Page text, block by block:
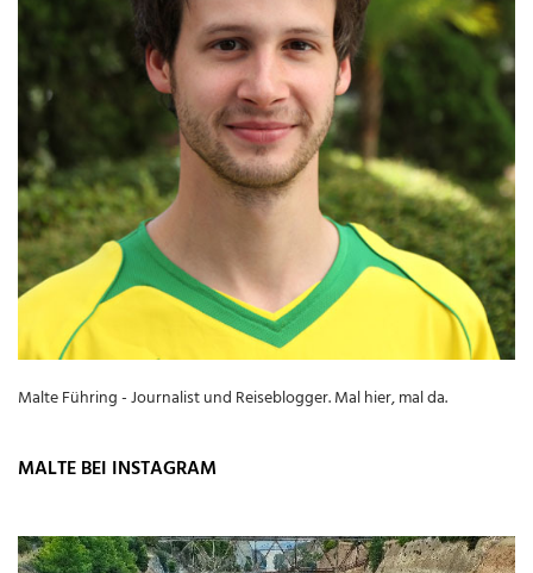
Malte Führing - Journalist und Reiseblogger. Mal hier, mal da.
MALTE BEI INSTAGRAM